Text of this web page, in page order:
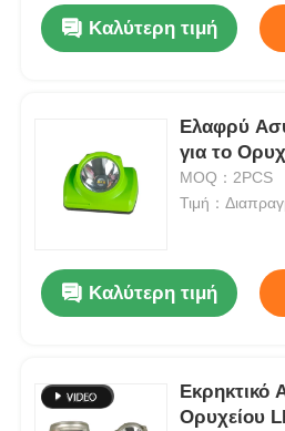
Καλύτερη τιμή
Ελαφρύ
για το
MOQ：2PCS
Τιμή：
Καλύτερη τιμή
Ορυχείου